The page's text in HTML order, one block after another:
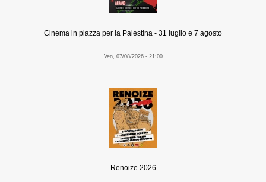
Cinema in piazza per la Palestina - 31 luglio e 7 agosto
Ven, 07/08/2026 - 21:00
Renoize 2026